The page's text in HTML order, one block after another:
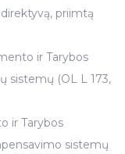
priimtą
ir Tarybos
sistemų (OL L 173,
ir Tarybos
sistemų